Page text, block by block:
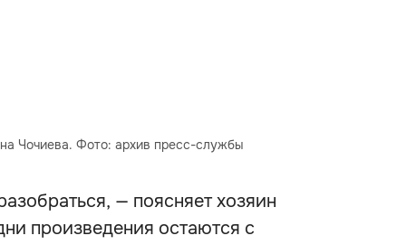
Чочиева. Фото: архив пресс-службы
— поясняет хозяин
произведения остаются с